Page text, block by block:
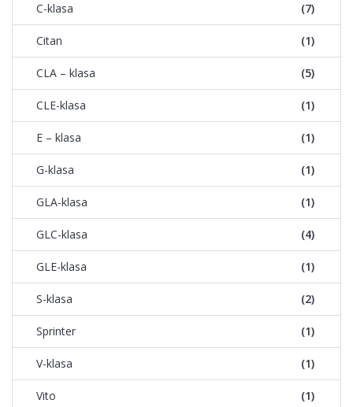
C-klasa (7)
Citan (1)
CLA – klasa (5)
CLE-klasa (1)
E – klasa (1)
G-klasa (1)
GLA-klasa (1)
GLC-klasa (4)
GLE-klasa (1)
S-klasa (2)
Sprinter (1)
V-klasa (1)
Vito (1)